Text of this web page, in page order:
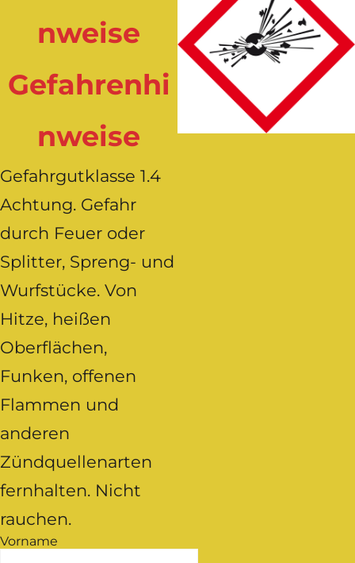
nweise
Gefahrenhi
nweise
Gefahrgutklasse 1.4
Achtung. Gefahr
durch Feuer oder
Splitter, Spreng- und
Wurfstücke. Von
Hitze, heißen
Oberflächen,
Funken, offenen
Flammen und
anderen
Zündquellenarten
fernhalten. Nicht
rauchen.
Vorname